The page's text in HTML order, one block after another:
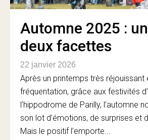
Automne 2025 :
deux facettes
22 janvier 2026
Après un printemps très réjouissant
fréquentation, grâce aux festivités
l’hippodrome de Parilly, l’automne
son lot d’émotions, de surprises et
Mais le positif l’emporte...